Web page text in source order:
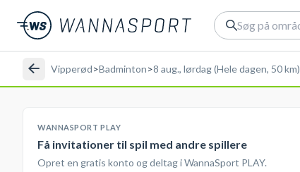
Vipperød>Badminton>8 aug., lørdag (Hele dagen, 50 km)
WANNASPORT PLAY
Få invitationer til spil med andre spillere
Opret en gratis konto og deltag i WannaSport PLAY.